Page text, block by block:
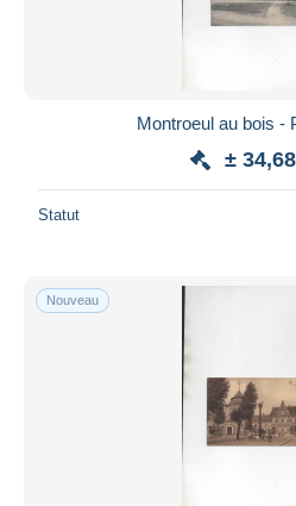
Montroeul au bois -
±
Statut
Nouveau